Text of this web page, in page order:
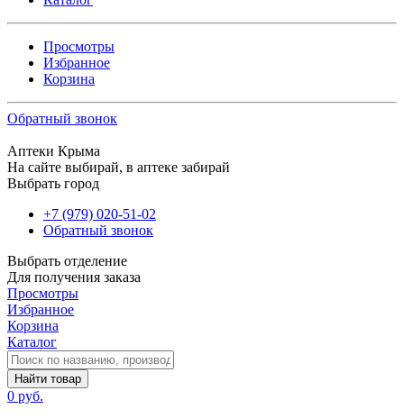
Просмотры
Избранное
Корзина
Обратный звонок
Аптеки Крыма
На сайте выбирай, в аптеке забирай
Выбрать город
+7 (979) 020-51-02
Обратный звонок
Выбрать отделение
Для получения заказа
Просмотры
Избранное
Корзина
Каталог
Найти товар
0 руб.